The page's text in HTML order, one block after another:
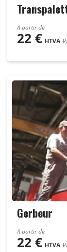
A partir de
22 € HTVA
Gerbeur
A partir de
22 € HTVA